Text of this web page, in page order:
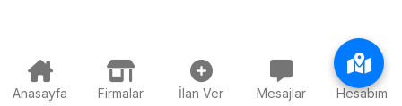
Anasayfa Firmalar İlan Ver Mesajlar Hesabım